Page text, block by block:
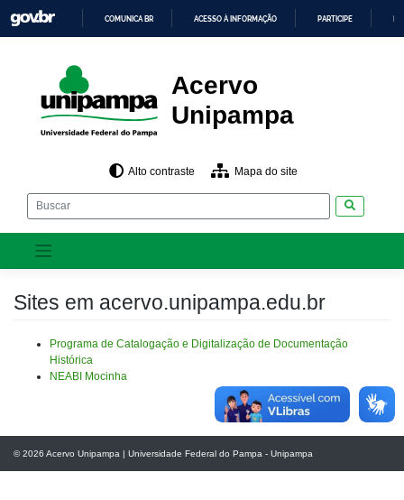
content
COMUNICA BR ACESSO À INFORMAÇÃO PARTICIPE
Acervo
Unipampa
Alto contraste Mapa do site
Sites em acervo.unipampa.edu.br
Programa de Catalogação e Digitalização de Documentação
Histórica
NEABI Mocinha
© 2026 Acervo Unipampa | Universidade Federal do Pampa - Unipampa